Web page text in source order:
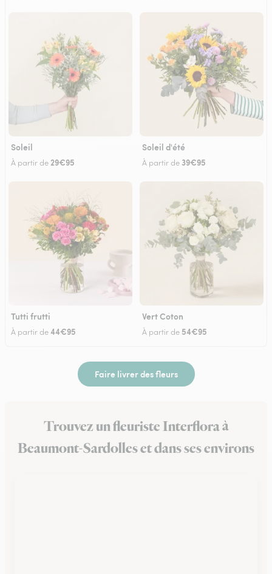
Soleil
À partir de 29€95
Soleil d'été
À partir de 39€95
Tutti frutti
À partir de44€95
Vert Coton
À partir de 54€95
Faire livrer des fleurs
Trouvez un fleuriste Interflora à
Beaumont-Sardolles et dans ses environs